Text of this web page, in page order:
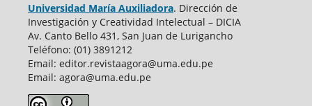
Universidad María Auxiliadora. Dirección de
Investigación y Creatividad Intelectual – DICIA
Av. Canto Bello 431, San Juan de Lurigancho
Teléfono: (01) 3891212
Email: editor.revistaagora@uma.edu.pe
Email: agora@uma.edu.pe